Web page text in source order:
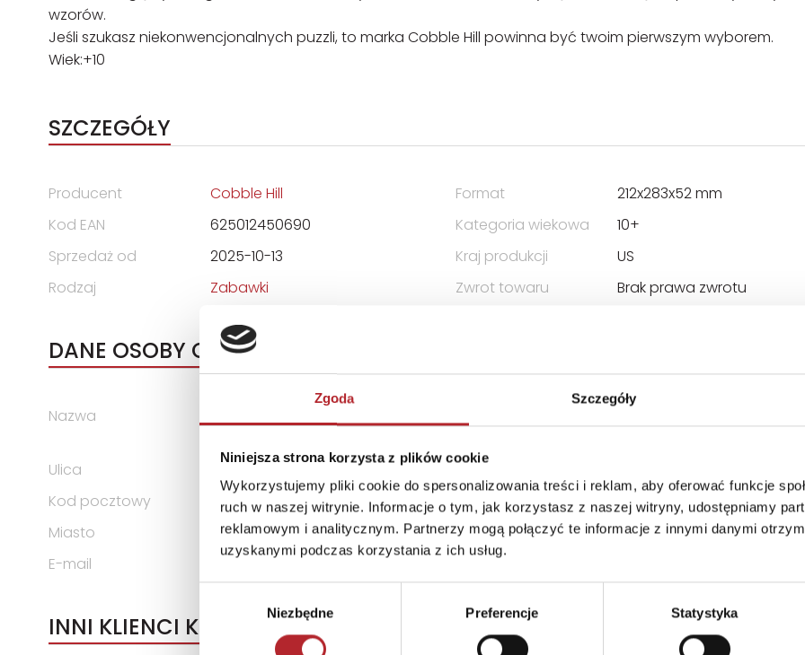
Zgoda Szczegóły
Niniejsza strona korzysta z plików cookie
Wykorzystujemy pliki cookie do spersonalizowania treści i reklam, aby oferować funkcje
ruch w naszej witrynie. Informacje o tym, jak korzystasz z naszej witryny, udostępniamy
reklamowym i analitycznym. Partnerzy mogą połączyć te informacje z innymi danymi
uzyskanymi podczas korzystania z ich usług.
Niezbędne Preferencje Statystyka
wzorów.
Jeśli szukasz niekonwencjonalnych puzzli, to marka Cobble Hill powinna być twoim pierwszym wyborem.
Wiek:+10
SZCZEGÓŁY
Producent
Cobble Hill
Kod EAN
625012450690
Sprzedaż od
2025-10-13
Rodzaj
Zabawki
Format
212x283x52 mm
Kategoria wiekowa
10+
Kraj produkcji
US
Zwrot towaru
Brak prawa zwrotu
DANE OSOBY ODPOWIEDZIALNEJ
Nazwa
Ulica
ul. Spółdzielców 18A
Kod pocztowy
62-510
Miasto
Konin
E-mail
g3@g3poland.com
INNI KLIENCI KUPOWALI